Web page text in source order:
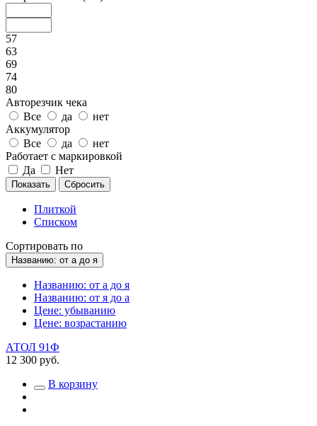
57
63
69
74
80
Авторезчик чека
Все
да
нет
Аккумулятор
Все
да
нет
Работает с маркировкой
Да
Нет
Плиткой
Списком
Сортировать по
Названию: от а до я
Названию: от а до я
Названию: от я до а
Цене: убыванию
Цене: возрастанию
АТОЛ 91Ф
12 300 руб.
В корзину